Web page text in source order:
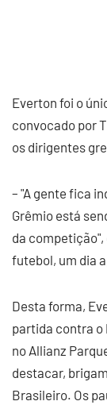
Everton foi o
convocado por
os dirigentes
– "A gente fica
Grêmio está
da
futebol, um dia
Desta forma,
partida contra o
no Allianz
destacar,
Brasileiro. Os